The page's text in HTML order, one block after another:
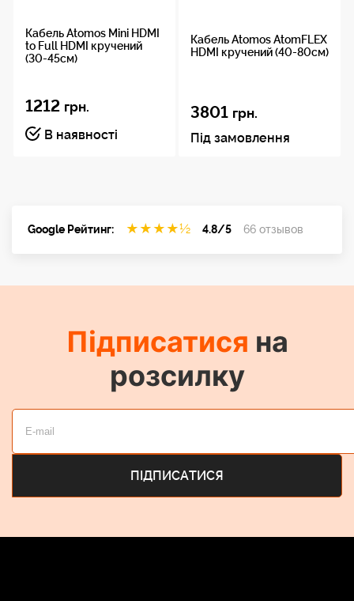
Кабель Atomos Mini HDMI
to Full HDMI кручений
(30-45см)
1212 грн.
В наявності
Кабель Atomos AtomFLEX
HDMI кручений (40-80см)
3801 грн.
Під замовлення
Google Рейтинг: ★ ★ ★ ★½ 4.8/5 66 отзывов
Підписатися на
розсилку